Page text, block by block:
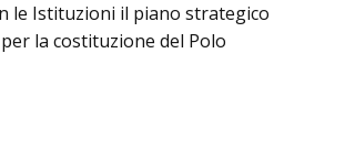
le Istituzioni il piano strategico
la costituzione del Polo